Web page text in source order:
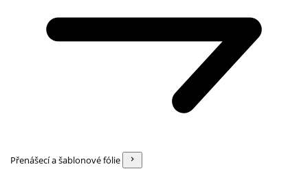
Přenášecí a šablonové fólie